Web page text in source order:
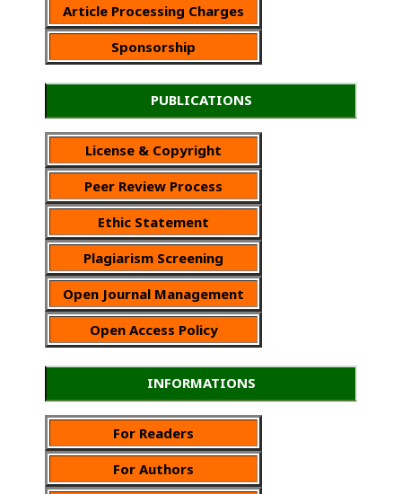
Article Processing Charges
Sponsorship
PUBLICATIONS
License & Copyright
Peer Review Process
Ethic Statement
Plagiarism Screening
Open Journal Management
Open Access Policy
INFORMATIONS
For Readers
For Authors